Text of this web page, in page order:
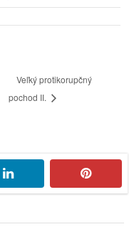
Veľký protikorupčný
pochod II.
linkedin